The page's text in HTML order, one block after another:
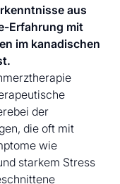
aus
Erfahrung mit
im kanadischen
der
die oft mit
wie
starkem Stress